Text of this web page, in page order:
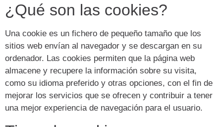
¿Qué son las cookies?
Una cookie es un fichero de pequeño tamaño que los
sitios web envían al navegador y se descargan en su
ordenador. Las cookies permiten que la página web
almacene y recupere la información sobre su visita,
como su idioma preferido y otras opciones, con el fin de
mejorar los servicios que se ofrecen y contribuir a tener
una mejor experiencia de navegación para el usuario.